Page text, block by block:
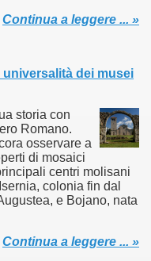
Continua a leggere ... »
dei musei
storia con
Romano.
osservare a
di mosaici
centri molisani
colonia fin dal
e Bojano, nata
Continua a leggere ... »